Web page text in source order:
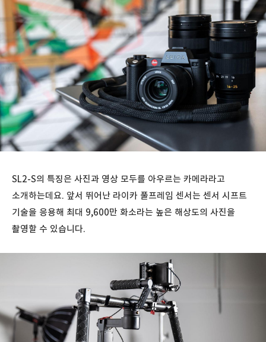
SL2-S의 특징은 사진과 영상 모두를 아우르는 카메라라고
소개하는데요. 앞서 뛰어난 라이카 풀프레임 센서는 센서 시프트
기술을 응용해 최대 9,600만 화소라는 높은 해상도의 사진을
촬영할 수 있습니다.